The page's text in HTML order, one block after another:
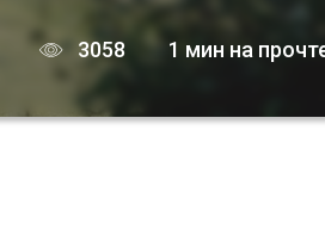
3058 1 мин на